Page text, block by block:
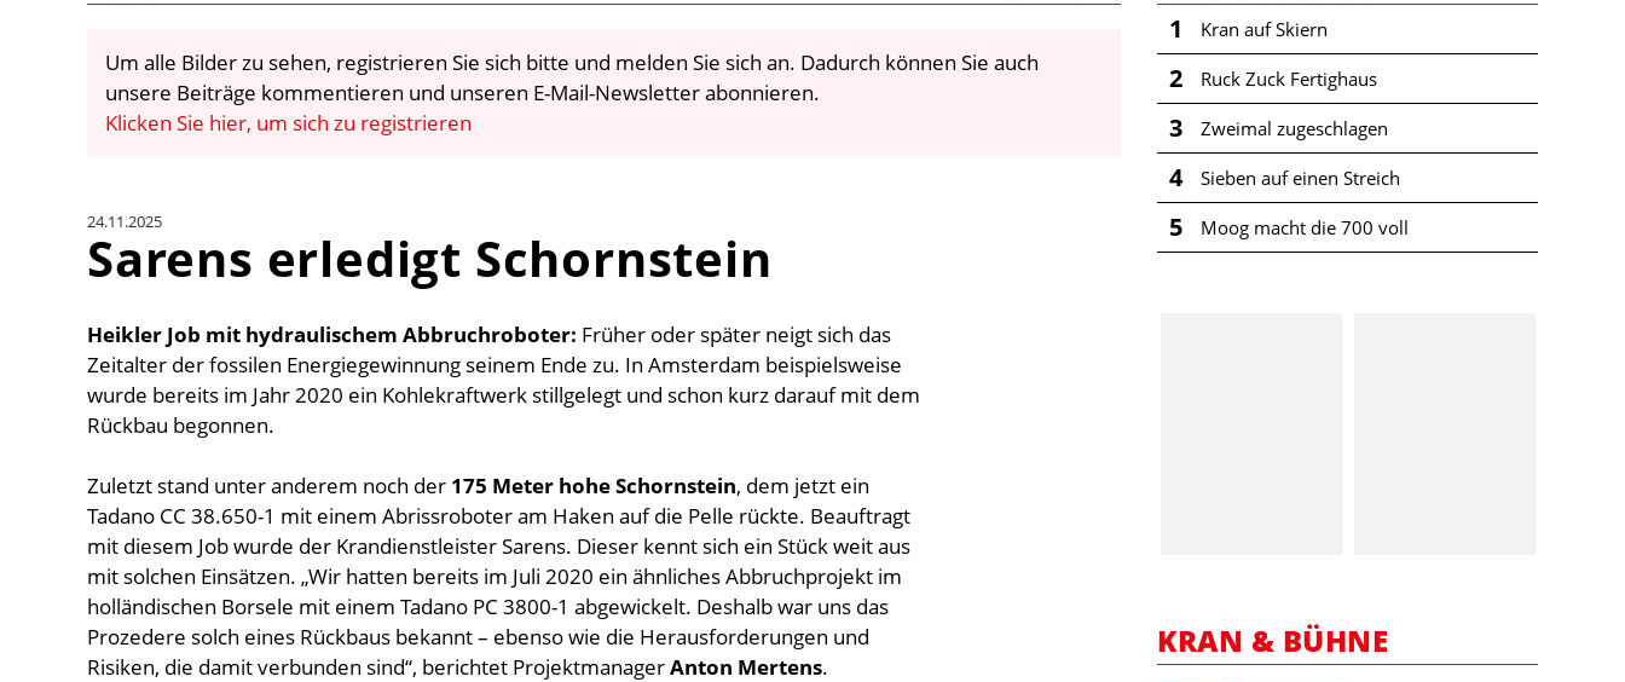
Um alle Bilder zu sehen, registrieren Sie sich bitte und melden Sie sich an. Dadurch können Sie auch
unsere Beiträge kommentieren und unseren E-Mail-Newsletter abonnieren.
Klicken Sie hier, um sich zu registrieren
24.11.2025
Sarens erledigt Schornstein
Heikler Job mit hydraulischem Abbruchroboter: Früher oder später neigt sich das
Zeitalter der fossilen Energiegewinnung seinem Ende zu. In Amsterdam beispielsweise
wurde bereits im Jahr 2020 ein Kohlekraftwerk stillgelegt und schon kurz darauf mit dem
Rückbau begonnen.
Zuletzt stand unter anderem noch der 175 Meter hohe Schornstein, dem jetzt ein
Tadano CC 38.650-1 mit einem Abrissroboter am Haken auf die Pelle rückte. Beauftragt
mit diesem Job wurde der Krandienstleister Sarens. Dieser kennt sich ein Stück weit aus
mit solchen Einsätzen. „Wir hatten bereits im Juli 2020 ein ähnliches Abbruchprojekt im
holländischen Borsele mit einem Tadano PC 3800-1 abgewickelt. Deshalb war uns das
Prozedere solch eines Rückbaus bekannt – ebenso wie die Herausforderungen und
Risiken, die damit verbunden sind“, berichtet ProjektmanagerAnton Mertens.
1 Kran auf Skiern
2 Ruck Zuck Fertighaus
3 Zweimal zugeschlagen
4 Sieben auf einen Streich
5 Moog macht die 700 voll
KRAN & BÜHNE